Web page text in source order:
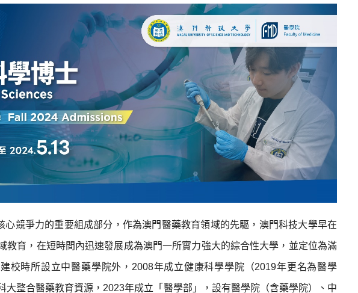
心競爭力的重要組成部分，作為澳門醫藥教育領域的先驅，澳門科技大學早在
教育，在短時間內迅速發展成為澳門一所實力強大的綜合性大學，並定位為滿
校時所設立中醫藥學院外，2008年成立健康科學學院（2019年更名為醫學
大整合醫藥教育資源，2023年成立「醫學部」，設有醫學院（含藥學院）、中